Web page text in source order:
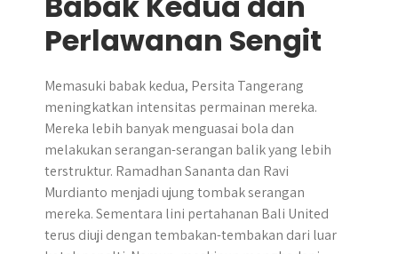
Perlawanan Sengit
Memasuki babak kedua, Persita Tangerang
meningkatkan intensitas permainan mereka.
Mereka lebih banyak menguasai bola dan
melakukan serangan-serangan balik yang lebih
terstruktur. Ramadhan Sananta dan Ravi
Murdianto menjadi ujung tombak serangan
mereka. Sementara lini pertahanan Bali United
terus diuji dengan tembakan-tembakan dari luar